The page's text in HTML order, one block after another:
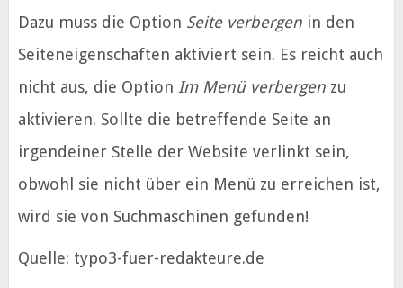
Dazu muss die Option Seite verbergen in den
Seiteneigenschaften aktiviert sein. Es reicht auch
nicht aus, die Option Im Menü verbergen zu
aktivieren. Sollte die betreffende Seite an
irgendeiner Stelle der Website verlinkt sein,
obwohl sie nicht über ein Menü zu erreichen ist,
wird sie von Suchmaschinen gefunden!
Quelle: typo3-fuer-redakteure.de